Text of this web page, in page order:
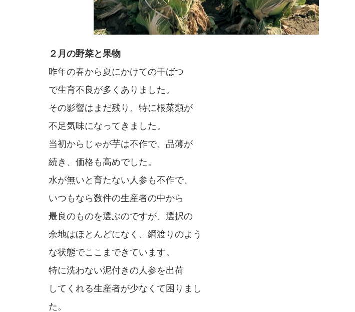
２月の野菜と果物
昨年の春から夏にかけての干ばつ
で生育不良が多くありました。
その影響はまだ残り、特に根菜類が
不足気味になってきました。
当初からじゃが芋は不作で、品薄が
続き、価格も高めでした。
水が無いと育たない人参も不作で、
いつもなら数件の生産者の中から
最良のものを選ぶのですが、選択の
余地はほとんどになく、綱渡りのよう
な状態でここまできています。
特に洗わない泥付きの人参を出荷
してくれる生産者が少なくて困りまし
た。